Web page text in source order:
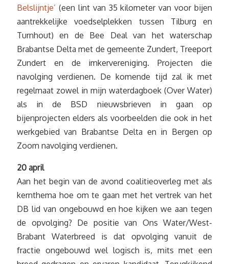
Belslijntje’ (een lint van 35 kilometer van voor bijen
aantrekkelijke voedselplekken tussen Tilburg en
Turnhout) en de Bee Deal van het waterschap
Brabantse Delta met de gemeente Zundert, Treeport
Zundert en de imkervereniging. Projecten die
navolging verdienen. De komende tijd zal ik met
regelmaat zowel in mijn waterdagboek (Over Water)
als in de BSD nieuwsbrieven in gaan op
bijenprojecten elders als voorbeelden die ook in het
werkgebied van Brabantse Delta en in Bergen op
Zoom navolging verdienen.
20 april
Aan het begin van de avond coalitieoverleg met als
kernthema hoe om te gaan met het vertrek van het
DB lid van ongebouwd en hoe kijken we aan tegen
de opvolging? De positie van Ons Water/West-
Brabant Waterbreed is dat opvolging vanuit de
fractie ongebouwd wel logisch is, mits met een